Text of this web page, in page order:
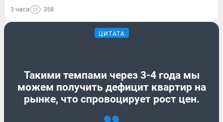
3 часа 358
ЦИТАТА
Такими темпами через 3-4 года мы
можем получить дефицит квартир на
рынке, что спровоцирует рост цен.